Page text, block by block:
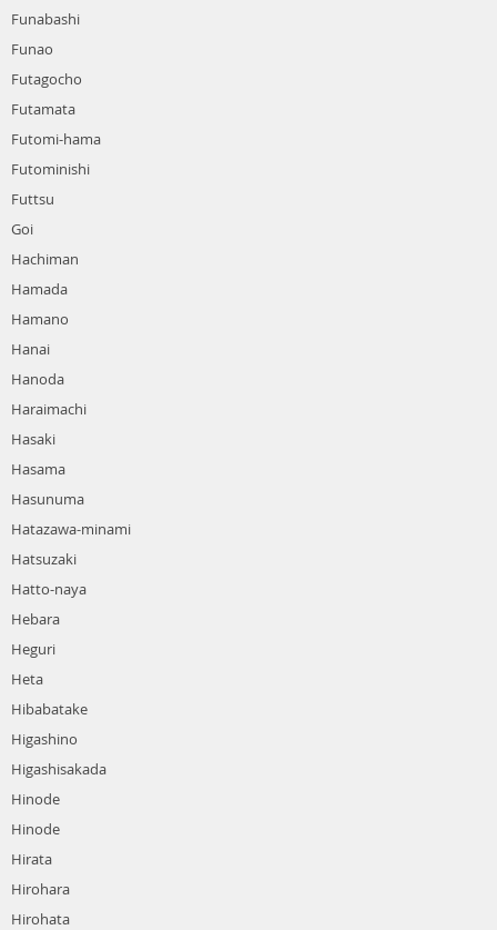
Funabashi
Funao
Futagocho
Futamata
Futomi-hama
Futominishi
Futtsu
Goi
Hachiman
Hamada
Hamano
Hanai
Hanoda
Haraimachi
Hasaki
Hasama
Hasunuma
Hatazawa-minami
Hatsuzaki
Hatto-naya
Hebara
Heguri
Heta
Hibabatake
Higashino
Higashisakada
Hinode
Hinode
Hirata
Hirohara
Hirohata